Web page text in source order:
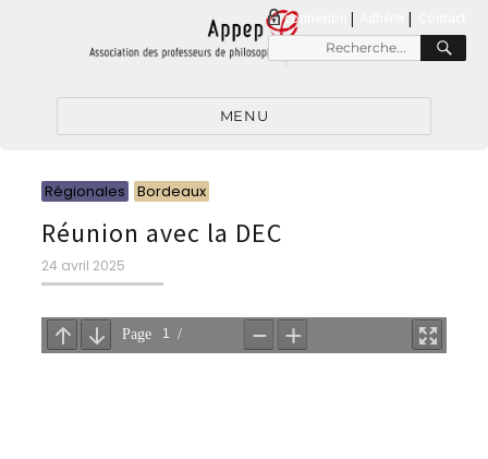
connexion |
Recherche
pour
MENU
Régionales Bordeaux
Réunion avec la DEC
Publié
le
24 avril 2025